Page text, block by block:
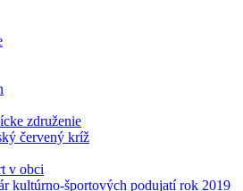
združenie
červený kríž
v obci
kultúrno-športových podujatí rok 2019